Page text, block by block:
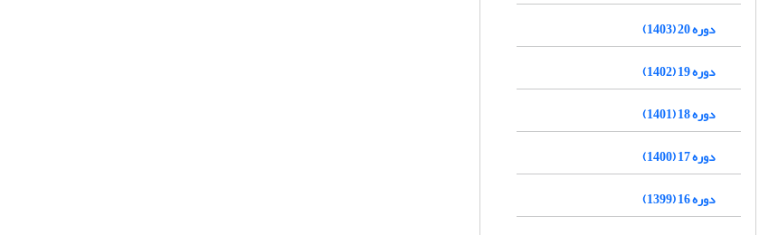
دوره 20 (1403)
دوره 19 (1402)
دوره 18 (1401)
دوره 17 (1400)
دوره 16 (1399)